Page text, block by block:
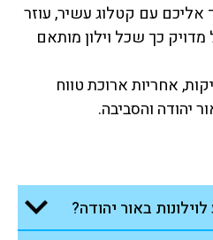
אליכם עם קטלוג עשיר, עוזר
מדויק כך שכל וילון מותאם
אחריות ארוכת טווח
יהודה והסביבה.
באור יהודה?